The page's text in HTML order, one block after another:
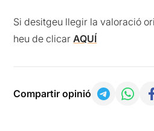
Si desitgeu llegir la valoració
heu de clicarAQUÍ
Compartir opinió